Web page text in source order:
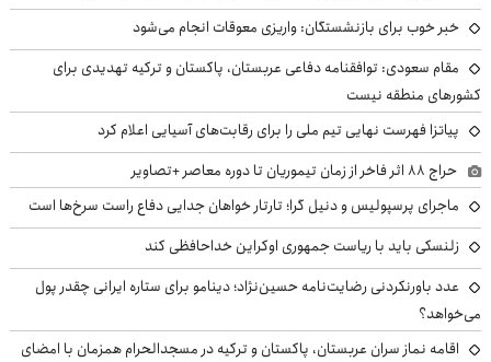
خبر خوب برای بازنشستگان: واریزی معوقات انجام می‌شود
مقام سعودی: توافقنامه دفاعی عربستان، پاکستان و ترکیه تهدیدی برای
کشورهای منطقه نیست
پیاتزا فهرست نهایی تیم ملی را برای رقابت‌های آسیایی اعلام کرد
حراج ۸۸ اثر فاخر از زمان تیموریان تا دوره معاصر +تصاویر
ماجرای پرسپولیس و دنیل گرا؛ تارتار خواهان جدایی دفاع راست سرخ‌ها است
زلنسکی باید با ریاست جمهوری اوکراین خداحافظی کند
عدد باورنکردنی رضایت‌نامه حسین‌نژاد؛ دینامو برای ستاره ایرانی چقدر پول
می‌خواهد؟
اقامه نماز سران عربستان، پاکستان و ترکیه در مسجدالحرام همزمان با امضای